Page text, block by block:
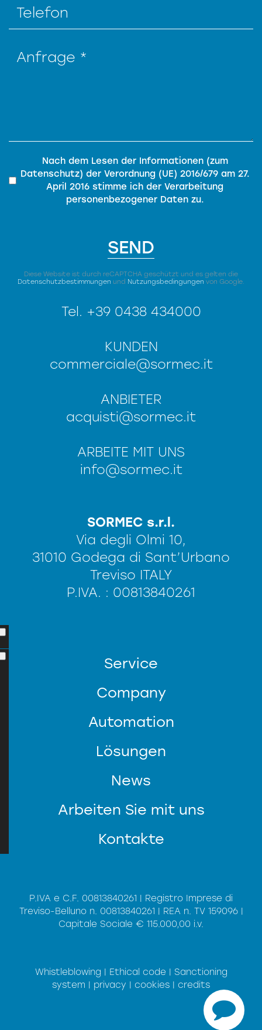
Privacy*
Nach dem Lesen der Informationen (zum
Datenschutz) der Verordnung (UE) 2016/679 am 27.
April 2016 stimme ich der Verarbeitung
personenbezogener Daten zu.
SEND
Diese Website ist durch reCAPTCHA geschützt und es gelten die
Datenschutzbestimmungen und Nutzungsbedingungen von Google.
Tel. +39 0438 434000
KUNDEN
commerciale@sormec.it
ANBIETER
acquisti@sormec.it
ARBEITE MIT UNS
info@sormec.it
SORMEC s.r.l.
Via degli Olmi 10,
31010 Godega di Sant’Urbano
Treviso ITALY
P.IVA. : 00813840261
Service
Company
Automation
Lösungen
News
Arbeiten Sie mit uns
Kontakte
P.IVA e C.F. 00813840261 | Registro Imprese di
Treviso-Belluno n. 00813840261 | REA n. TV 159096 |
Capitale Sociale € 115.000,00 i.v.
Whistleblowing | Ethical code | Sanctioning
system | privacy | cookies | credits
KUNDENDIENST
SEND